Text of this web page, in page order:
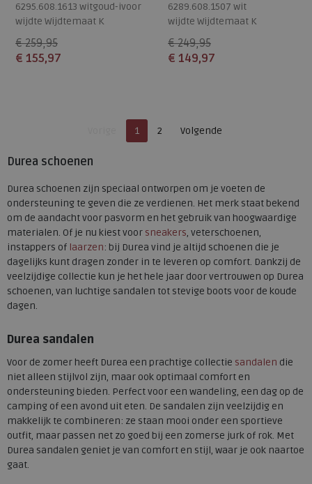
6295.608.1613 witgoud-ivoor
wijdte Wijdtemaat K
€ 259,95
€ 155,97
6289.608.1507 wit
wijdte Wijdtemaat K
€ 249,95
€ 149,97
Je bent op pagina
1 2 Volgende
Durea schoenen
Durea schoenen zijn speciaal ontworpen om je voeten de
ondersteuning te geven die ze verdienen. Het merk staat bekend
om de aandacht voor pasvorm en het gebruik van hoogwaardige
materialen. Of je nu kiest voor sneakers, veterschoenen,
instappers of laarzen: bij Durea vind je altijd schoenen die je
dagelijks kunt dragen zonder in te leveren op comfort. Dankzij de
veelzijdige collectie kun je het hele jaar door vertrouwen op Durea
schoenen, van luchtige sandalen tot stevige boots voor de koude
dagen.
Durea sandalen
Voor de zomer heeft Durea een prachtige collectie sandalen die
niet alleen stijlvol zijn, maar ook optimaal comfort en
ondersteuning bieden. Perfect voor een wandeling, een dag op de
camping of een avond uit eten. De sandalen zijn veelzijdig en
makkelijk te combineren: ze staan mooi onder een sportieve
outfit, maar passen net zo goed bij een zomerse jurk of rok. Met
Durea sandalen geniet je van comfort en stijl, waar je ook naartoe
gaat.